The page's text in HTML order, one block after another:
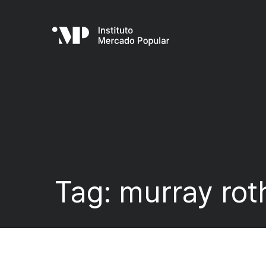
Tag: murray